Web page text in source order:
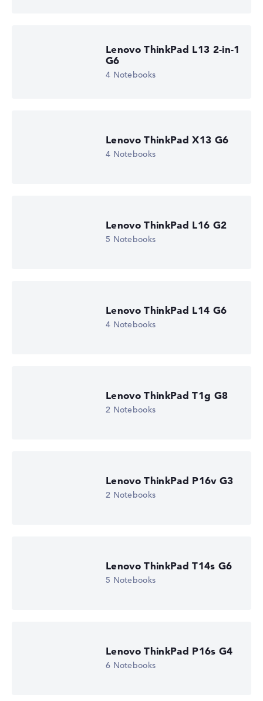
Lenovo ThinkPad L13 2-in-1
G6
4 Notebooks
Lenovo ThinkPad X13 G6
4 Notebooks
Lenovo ThinkPad L16 G2
5 Notebooks
Lenovo ThinkPad L14 G6
4 Notebooks
Lenovo ThinkPad T1g G8
2 Notebooks
Lenovo ThinkPad P16v G3
2 Notebooks
Lenovo ThinkPad T14s G6
5 Notebooks
Lenovo ThinkPad P16s G4
6 Notebooks